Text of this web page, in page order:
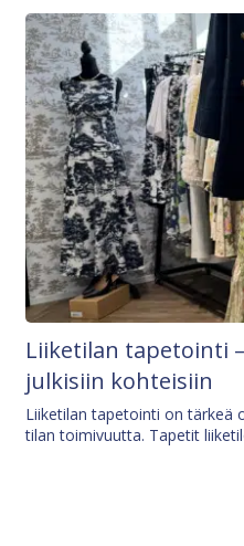
Liiketilan tapetointi
julkisiin kohteisiin
Liiketilan tapetointi on tärkeä
tilan toimivuutta. Tapetit